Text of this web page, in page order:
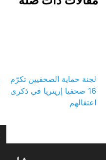
لجنة حماية الصحفيين تكرّم
16 صحفيا إريتريا في ذكرى
اعتقالهم